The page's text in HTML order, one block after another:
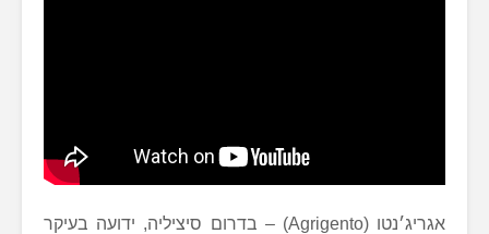
אגריג׳נטו (Agrigento) – בדרום סיציליה, ידועה בעיקר